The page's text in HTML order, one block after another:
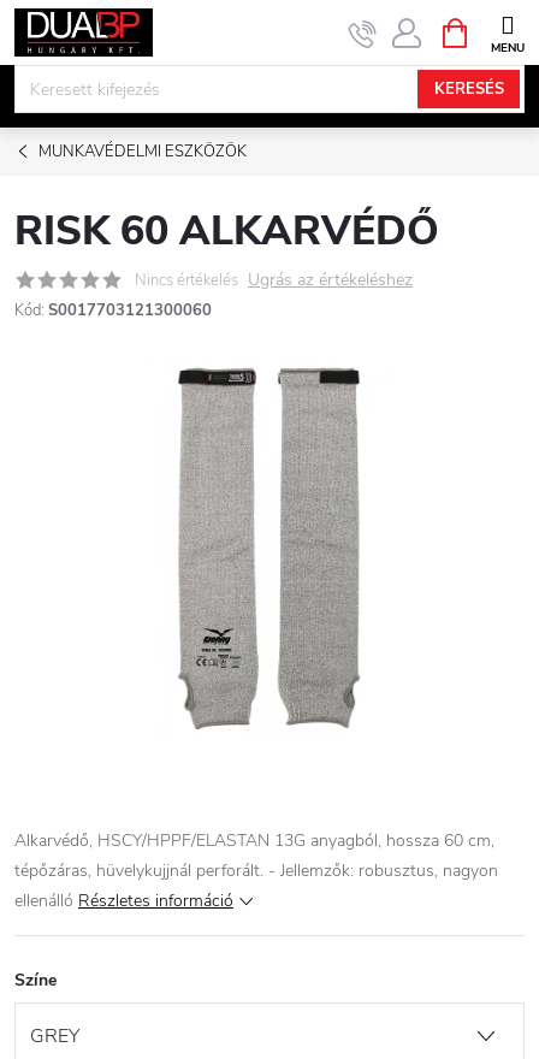
Ugrás
KERESÉS
KOSÁR
MUNKAVÉDELMI ESZKÖZÖK
RISK 60 ALKARVÉDŐ
Nincs értékelés Ugrás az értékeléshez
Kód: S0017703121300060
Alkarvédő, HSCY/HPPF/ELASTAN 13G anyagból, hossza 60 cm,
tépőzáras, hüvelykujjnál perforált. - Jellemzők: robusztus, nagyon
ellenálló Részletes információ
Színe